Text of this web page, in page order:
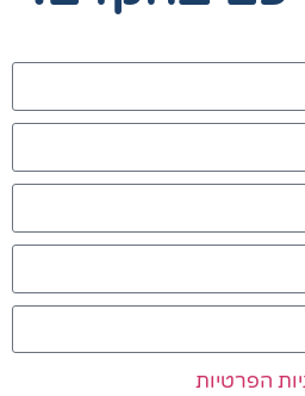
הפרטיות